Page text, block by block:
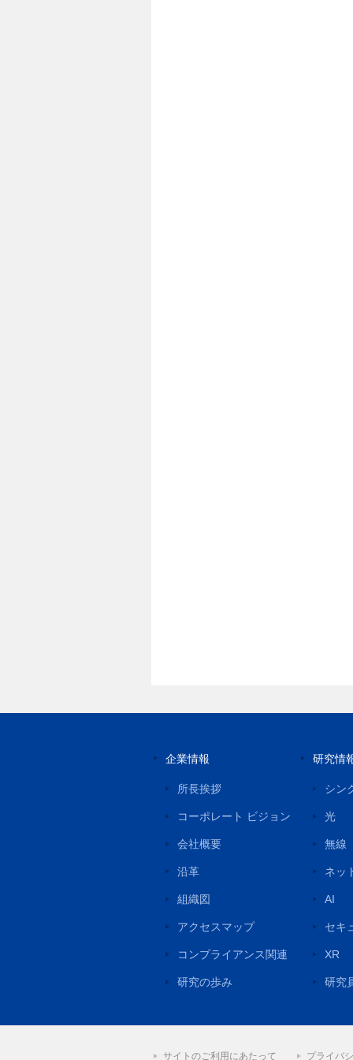
企業情報
所長挨拶
コーポレート ビジョン
会社概要
沿革
組織図
アクセスマップ
コンプライアンス関連
研究の歩み
研究情
シン
光
無線
ネッ
AI
セキ
XR
研究
サイトのご利用にあたって プライバ